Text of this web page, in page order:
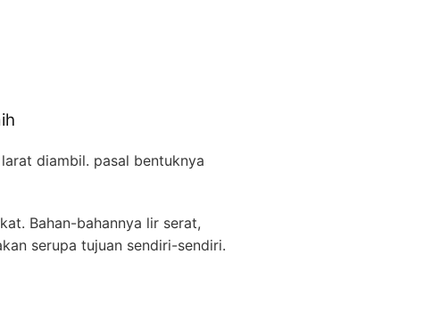
diambil. pasal bentuknya
Bahan-bahannya lir serat,
serupa tujuan sendiri-sendiri.